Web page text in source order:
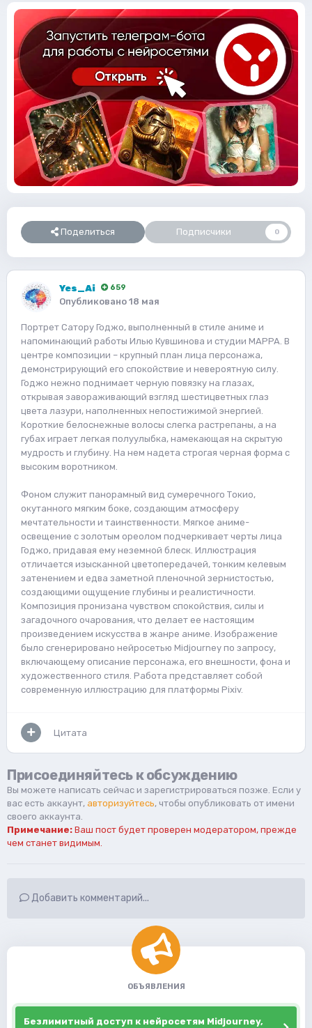
Поделиться Подписчики 0
Yes_Ai 659
Опубликовано 18 мая
Портрет Сатору Годжо, выполненный в стиле аниме и
напоминающий работы Илью Кувшинова и студии MAPPA. В
центре композиции – крупный план лица персонажа,
демонстрирующий его спокойствие и невероятную силу.
Годжо нежно поднимает черную повязку на глазах,
открывая завораживающий взгляд шестицветных глаз
цвета лазури, наполненных непостижимой энергией.
Короткие белоснежные волосы слегка растрепаны, а на
губах играет легкая полуулыбка, намекающая на скрытую
мудрость и глубину. На нем надета строгая черная форма с
высоким воротником.
Фоном служит панорамный вид сумеречного Токио,
окутанного мягким боке, создающим атмосферу
мечтательности и таинственности. Мягкое аниме-
освещение с золотым ореолом подчеркивает черты лица
Годжо, придавая ему неземной блеск. Иллюстрация
отличается изысканной цветопередачей, тонким келевым
затенением и едва заметной пленочной зернистостью,
создающими ощущение глубины и реалистичности.
Композиция пронизана чувством спокойствия, силы и
загадочного очарования, что делает ее настоящим
произведением искусства в жанре аниме. Изображение
было сгенерировано нейросетью Midjourney по запросу,
включающему описание персонажа, его внешности, фона и
художественного стиля. Работа представляет собой
современную иллюстрацию для платформы Pixiv.
Цитата
Присоединяйтесь к обсуждению
Вы можете написать сейчас и зарегистрироваться позже. Если у
вас есть аккаунт, авторизуйтесь, чтобы опубликовать от имени
своего аккаунта.
Примечание: Ваш пост будет проверен модератором, прежде
чем станет видимым.
Добавить комментарий...
ОБЪЯВЛЕНИЯ
Безлимитный доступ к нейросетям Midjourney,